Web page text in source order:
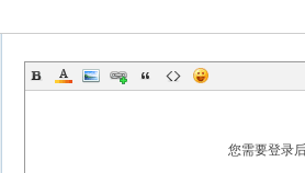
您需要登录